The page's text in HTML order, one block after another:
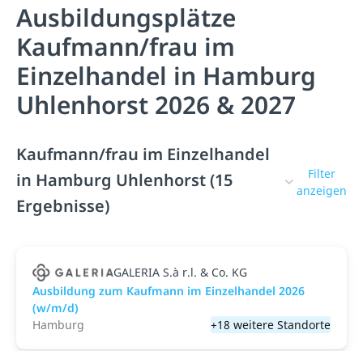
Ausbildungsplätze
Kaufmann/frau im
Einzelhandel in Hamburg
Uhlenhorst 2026 & 2027
Kaufmann/frau im Einzelhandel
in Hamburg Uhlenhorst (15
Ergebnisse)
Filter
anzeigen
GALERIA S.à r.l. & Co. KG
Ausbildung zum Kaufmann im Einzelhandel 2026
(w/m/d)
Hamburg
+18 weitere Standorte